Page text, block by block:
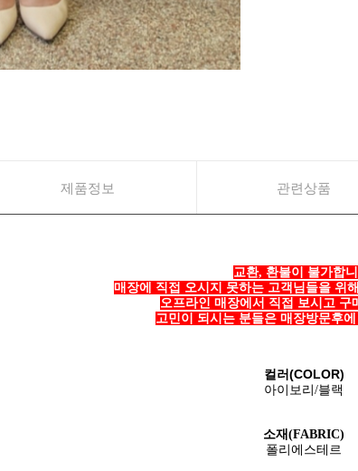
제품정보 관련상품
교환, 환불이 불가합
매장에 직접 오시지 못하는 고객님들을 위
오프라인 매장에서 직접 보시고 구
고민이 되시는 분들은 매장방문후
컬러(COLOR)
아이보리/블랙
소재(FABRIC)
폴리에스테르